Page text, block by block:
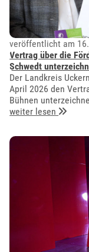
veröffentlicht am
Vertrag über die
Schwedt
Der Landkreis
April 2026 den
Bühnen
weiter lesen